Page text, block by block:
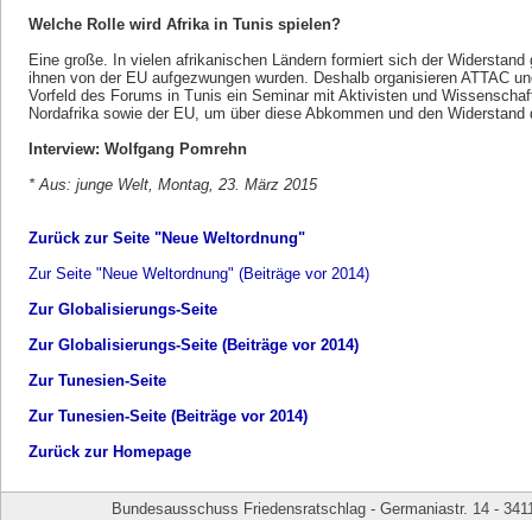
Welche Rolle wird Afrika in Tunis spielen?
Eine große. In vielen afrikanischen Ländern formiert sich der
ihnen von der EU aufgezwungen wurden. Deshalb organisieren ATTAC
Vorfeld des Forums in Tunis ein Seminar mit Aktivisten und
Nordafrika sowie der EU, um über diese Abkommen und den Widerstand
Interview: Wolfgang Pomrehn
* Aus: junge Welt, Montag, 23. März 2015
Zurück zur Seite "Neue Weltordnung"
Zur Seite "Neue Weltordnung" (Beiträge vor 2014)
Zur Globalisierungs-Seite
Zur Globalisierungs-Seite (Beiträge vor 2014)
Zur Tunesien-Seite
Zur Tunesien-Seite (Beiträge vor 2014)
Zurück zur Homepage
Bundesausschuss Friedensratschlag - Germaniastr. 14 -